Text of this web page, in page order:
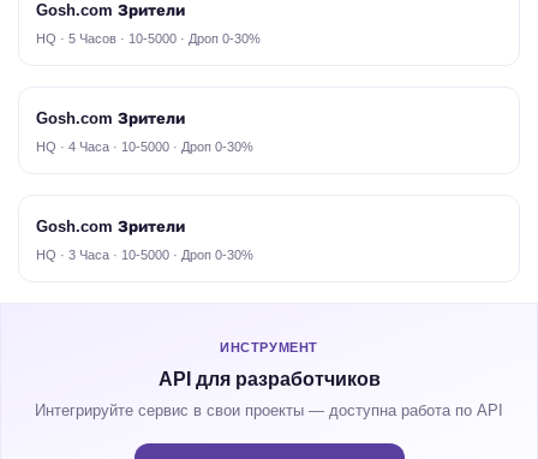
Gosh.com Зрители
HQ · 5 Часов · 10-5000 · Дроп 0-30%
Gosh.com Зрители
HQ · 4 Часа · 10-5000 · Дроп 0-30%
Gosh.com Зрители
HQ · 3 Часа · 10-5000 · Дроп 0-30%
ИНСТРУМЕНТ
API для разработчиков
Интегрируйте сервис в свои проекты — доступна работа по API